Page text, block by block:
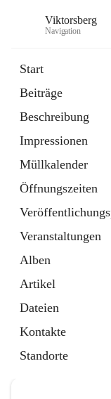
Viktorsberg
Navigation
Start
Beiträge
Beschreibung
Impressionen
Müllkalender
Öffnungszeiten
Veranstaltungen
Alben
Artikel
Dateien
Kontakte
Standorte
1 Schnellzugriff
Bürgerservice
10 Schnellzugriffe